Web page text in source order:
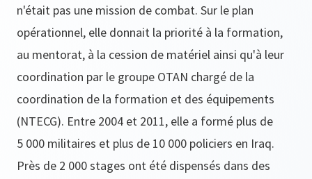
n'était pas une mission de combat. Sur le plan
opérationnel, elle donnait la priorité à la formation,
au mentorat, à la cession de matériel ainsi qu'à leur
coordination par le groupe OTAN chargé de la
coordination de la formation et des équipements
(NTECG). Entre 2004 et 2011, elle a formé plus de
5 000 militaires et plus de 10 000 policiers en Iraq.
Près de 2 000 stages ont été dispensés dans des